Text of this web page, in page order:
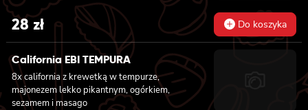
28 zł Do koszyka
California EBI TEMPURA
8x california z krewetką w tempurze,
majonezem lekko pikantnym, ogórkiem,
sezamem i masago